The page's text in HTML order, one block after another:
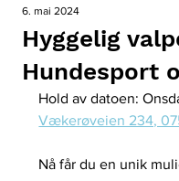
Hyggelig
Hundesport
6. mai 2024
Hold av datoen:
Vækerøveien 234,
Nå får du en unik